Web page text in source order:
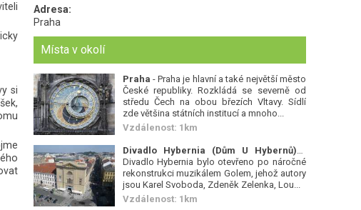
si
Adresa:
Praha
Místa v okolí
Praha - Praha je hlavní a také největší město
České republiky. Rozkládá se severně od
středu Čech na obou březích Vltavy. Sídlí
zde většina státních institucí a mnoho...
Vzdálenost: 1km
Divadlo Hybernia bylo otevřeno po náročné
rekonstrukci muzikálem Golem, jehož autory
jsou Karel Svoboda, Zdeněk Zelenka, Lou...
Vzdálenost: 1km